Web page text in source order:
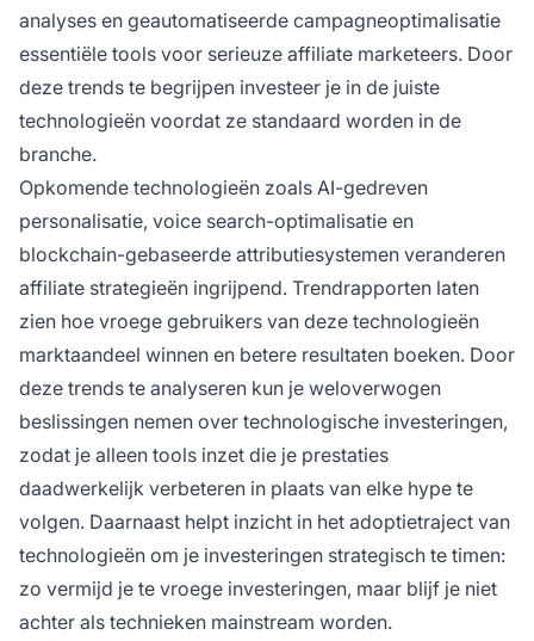
analyses en geautomatiseerde campagneoptimalisatie
essentiële tools voor serieuze affiliate marketeers. Door
deze trends te begrijpen investeer je in de juiste
technologieën voordat ze standaard worden in de
branche.
Opkomende technologieën zoals AI-gedreven
personalisatie, voice search-optimalisatie en
blockchain-gebaseerde attributiesystemen veranderen
affiliate strategieën ingrijpend. Trendrapporten laten
zien hoe vroege gebruikers van deze technologieën
marktaandeel winnen en betere resultaten boeken. Door
deze trends te analyseren kun je weloverwogen
beslissingen nemen over technologische investeringen,
zodat je alleen tools inzet die je prestaties
daadwerkelijk verbeteren in plaats van elke hype te
volgen. Daarnaast helpt inzicht in het adoptietraject van
technologieën om je investeringen strategisch te timen:
zo vermijd je te vroege investeringen, maar blijf je niet
achter als technieken mainstream worden.